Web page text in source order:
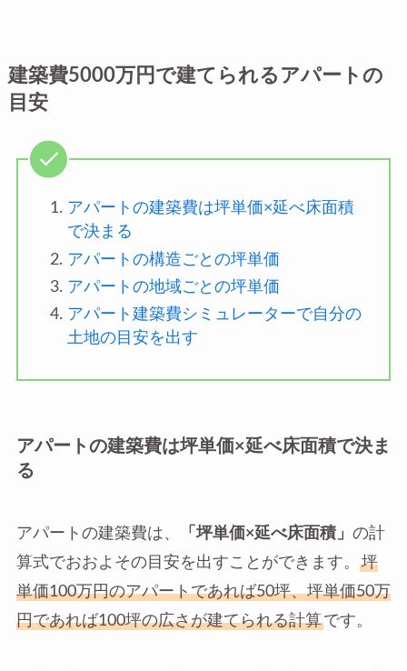
建築費5000万円で建てられるアパートの
目安
アパートの建築費は坪単価×延べ床面積
で決まる
アパートの構造ごとの坪単価
アパートの地域ごとの坪単価
アパート建築費シミュレーターで自分の
土地の目安を出す
アパートの建築費は坪単価×延べ床面積で決ま
る
アパートの建築費は、 「坪単価×延べ床面積」 の計
算式でおおよその目安を出すことができます。
坪
単価100万円のアパートであれば50坪、坪単価50万
円であれば100坪の広さが建てられる計算です。